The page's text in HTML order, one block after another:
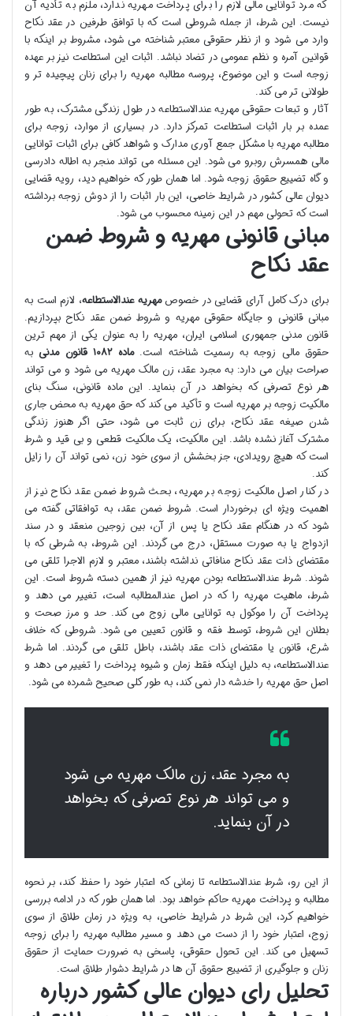
که مرد توانایی مالی لازم را برای پرداخت مهریه ندارد، ملزم به تأدیه آن
نیست. این شرط، از جمله شروطی است که با توافق طرفین در عقد نکاح
وارد می شود و از نظر حقوقی معتبر شناخته می شود، مشروط بر اینکه با
قوانین آمره و نظم عمومی در تضاد نباشد. اثبات این استطاعت نیز بر عهده
زوجه است و این موضوع، پروسه مطالبه مهریه را برای زنان پیچیده تر و
طولانی تر می کند.
آثار و تبعات حقوقی مهریه عندالاستطاعه در طول زندگی مشترک، به طور
عمده بر بار اثبات استطاعت تمرکز دارد. در بسیاری از موارد، زوجه برای
مطالبه مهریه با مشکل جمع آوری مدارک و شواهد کافی برای اثبات توانایی
مالی همسرش روبرو می شود. این مسئله می تواند منجر به اطاله دادرسی
و گاه تضییع حقوق زوجه شود. اما همان طور که خواهیم دید، رویه قضایی
دیوان عالی کشور در شرایط خاصی، این بار اثبات را از دوش زوجه برداشته
است که تحولی مهم در این زمینه محسوب می شود.
مبانی قانونی مهریه و شروط ضمن
عقد نکاح
برای درک کامل آرای قضایی در خصوصمهریه عندالاستطاعه، لازم است به
مبانی قانونی و جایگاه حقوقی مهریه و شروط ضمن عقد نکاح بپردازیم.
قانون مدنی جمهوری اسلامی ایران، مهریه را به عنوان یکی از مهم ترین
حقوق مالی زوجه به رسمیت شناخته است.ماده ۱۰۸۲ قانون مدنی
به
صراحت بیان می دارد: به مجرد عقد، زن مالک مهریه می شود و می تواند
هر نوع تصرفی که بخواهد در آن بنماید. این ماده قانونی، سنگ بنای
مالکیت زوجه بر مهریه است و تأکید می کند که حق مهریه به محض جاری
شدن صیغه عقد نکاح، برای زن ثابت می شود، حتی اگر هنوز زندگی
مشترک آغاز نشده باشد. این مالکیت، یک مالکیت قطعی و بی قید و شرط
است که هیچ رویدادی، جز بخشش از سوی خود زن، نمی تواند آن را زایل
کند.
در کنار اصل مالکیت زوجه بر مهریه، بحث شروط ضمن عقد نکاح نیز از
اهمیت ویژه ای برخوردار است. شروط ضمن عقد، به توافقاتی گفته می
شود که در هنگام عقد نکاح یا پس از آن، بین زوجین منعقد و در سند
ازدواج یا به صورت مستقل، درج می گردند. این شروط، به شرطی که با
مقتضای ذات عقد نکاح منافاتی نداشته باشند، معتبر و لازم الاجرا تلقی می
شوند. شرط عندالاستطاعه بودن مهریه نیز از همین دسته شروط است. این
شرط، ماهیت مهریه را که در اصل عندالمطالبه است، تغییر می دهد و
پرداخت آن را موکول به توانایی مالی زوج می کند. حد و مرز صحت و
بطلان این شروط، توسط فقه و قانون تعیین می شود. شروطی که خلاف
شرع، قانون یا مقتضای ذات عقد باشند، باطل تلقی می گردند. اما شرط
عندالاستطاعه، به دلیل اینکه فقط زمان و شیوه پرداخت را تغییر می دهد و
اصل حق مهریه را خدشه دار نمی کند، به طور کلی صحیح شمرده می شود.
به مجرد عقد، زن مالک مهریه می شود
و می تواند هر نوع تصرفی که بخواهد
در آن بنماید.
از این رو، شرط عندالاستطاعه تا زمانی که اعتبار خود را حفظ کند، بر نحوه
مطالبه و پرداخت مهریه حاکم خواهد بود. اما همان طور که در ادامه بررسی
خواهیم کرد، این شرط در شرایط خاصی، به ویژه در زمان طلاق از سوی
زوج، اعتبار خود را از دست می دهد و مسیر مطالبه مهریه را برای زوجه
تسهیل می کند. این تحول حقوقی، پاسخی به ضرورت حمایت از حقوق
زنان و جلوگیری از تضییع حقوق آن ها در شرایط دشوار طلاق است.
تحلیل رای دیوان عالی کشور درباره